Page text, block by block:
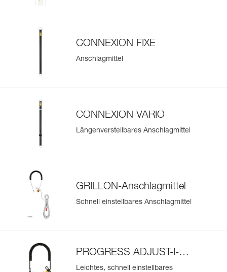
CONNEXION FIXE
Anschlagmittel
CONNEXION VARIO
Längenverstellbares Anschlagmittel
GRILLON-Anschlagmittel
Schnell einstellbares Anschlagmittel
PROGRESS ADJUST-I-
Anschlagmittel
Leichtes, schnell einstellbares